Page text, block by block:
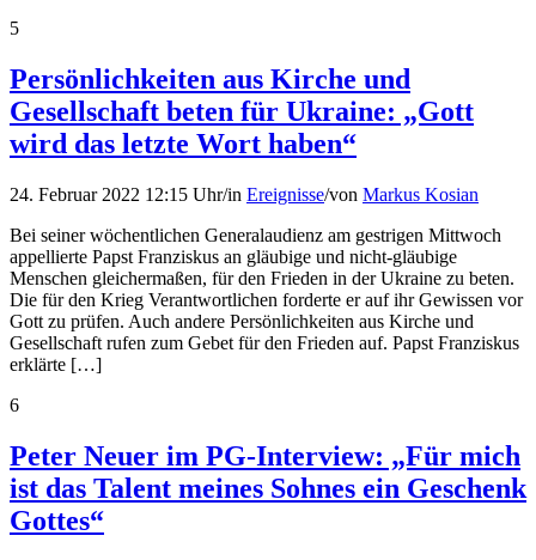
5
Persönlichkeiten aus Kirche und
Gesellschaft beten für Ukraine: „Gott
wird das letzte Wort haben“
24. Februar 2022 12:15 Uhr/in Ereignisse/von Markus Kosian
Bei seiner wöchentlichen Generalaudienz am gestrigen Mittwoch
appellierte Papst Franziskus an gläubige und nicht-gläubige
Menschen gleichermaßen, für den Frieden in der Ukraine zu beten.
Die für den Krieg Verantwortlichen forderte er auf ihr Gewissen vor
Gott zu prüfen. Auch andere Persönlichkeiten aus Kirche und
Gesellschaft rufen zum Gebet für den Frieden auf. Papst Franziskus
erklärte […]
6
Peter Neuer im PG-Interview: „Für mich
ist das Talent meines Sohnes ein Geschenk
Gottes“